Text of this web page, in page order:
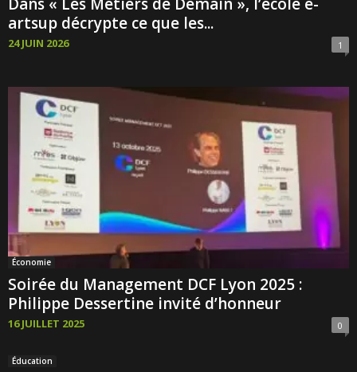
artsup décrypte ce que les...
24 JUIN 2026 1
Économie
Soirée du Management DCF Lyon 2025 :
Philippe Dessertine invité d’honneur
16 JUILLET 2025 0
Éducation